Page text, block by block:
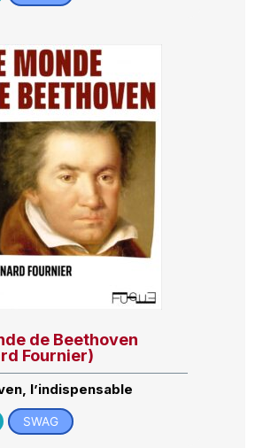
de Beethoven
Fournier)
l’indispensable
SWAG